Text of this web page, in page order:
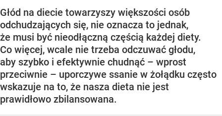
Głód na diecie towarzyszy większości osób
odchudzających się, nie oznacza to jednak,
że musi być nieodłączną częścią każdej diety.
Co więcej, wcale nie trzeba odczuwać głodu,
aby szybko i efektywnie chudnąć – wprost
przeciwnie – uporczywe ssanie w żołądku często
wskazuje na to, że nasza dieta nie jest
prawidłowo zbilansowana.